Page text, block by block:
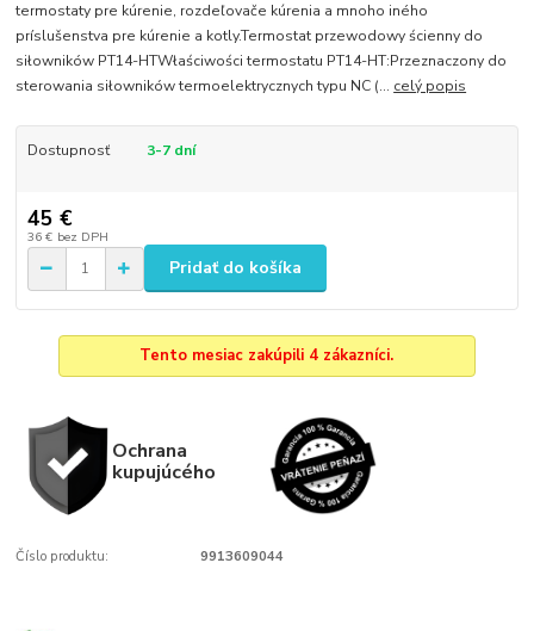
termostaty pre kúrenie, rozdeľovače kúrenia a mnoho iného
príslušenstva pre kúrenie a kotly.Termostat przewodowy ścienny do
siłowników PT14-HTWłaściwości termostatu PT14-HT:Przeznaczony do
sterowania siłowników termoelektrycznych typu NC (... celý popis
Dostupnosť 3-7 dní
45 €
36 € bez DPH
Pridať do košíka
Tento mesiac zakúpili 4 zákazníci.
Ochrana
kupujúcého
Číslo produktu: 9913609044